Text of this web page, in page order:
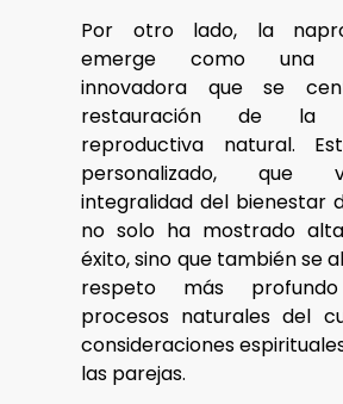
Por otro lado, la
emerge como una
innovadora que se
restauración de la
reproductiva natural.
personalizado, que
integralidad del bienestar
no solo ha mostrado
éxito, sino que también se
respeto más
procesos naturales del
consideraciones
las parejas.